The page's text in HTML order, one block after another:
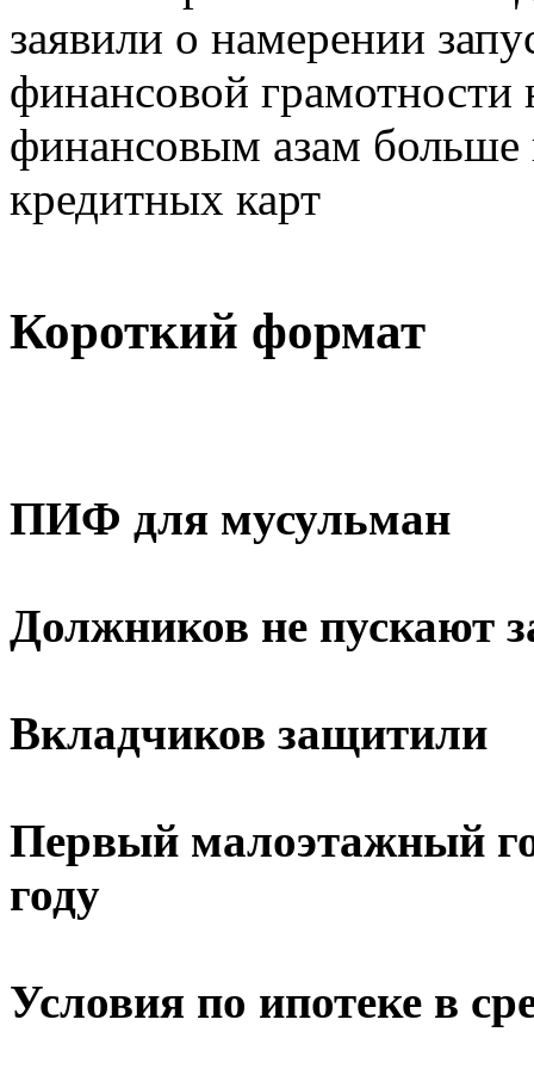
заявили о намерении
финансовой грамотности
финансовым азам больше
кредитных карт
Короткий формат
ПИФ для мусульман
Должников не пускают
Вкладчиков защитили
Первый малоэтажный
году
Условия по ипотеке в